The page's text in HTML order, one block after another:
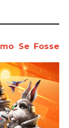
Se Fosse